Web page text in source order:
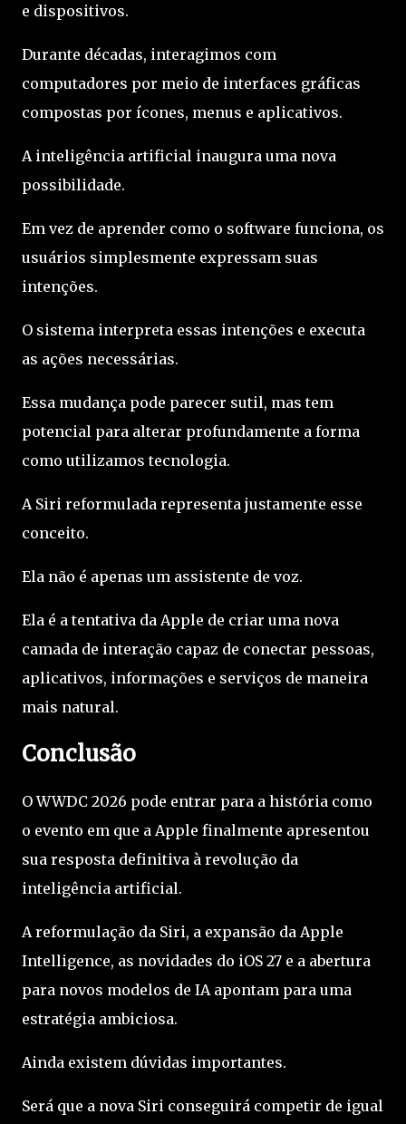
e dispositivos.
Durante décadas, interagimos com
computadores por meio de interfaces gráficas
compostas por ícones, menus e aplicativos.
A inteligência artificial inaugura uma nova
possibilidade.
Em vez de aprender como o software funciona, os
usuários simplesmente expressam suas
intenções.
O sistema interpreta essas intenções e executa
as ações necessárias.
Essa mudança pode parecer sutil, mas tem
potencial para alterar profundamente a forma
como utilizamos tecnologia.
A Siri reformulada representa justamente esse
conceito.
Ela não é apenas um assistente de voz.
Ela é a tentativa da Apple de criar uma nova
camada de interação capaz de conectar pessoas,
aplicativos, informações e serviços de maneira
mais natural.
Conclusão
O WWDC 2026 pode entrar para a história como
o evento em que a Apple finalmente apresentou
sua resposta definitiva à revolução da
inteligência artificial.
A reformulação da Siri, a expansão da Apple
Intelligence, as novidades do iOS 27 e a abertura
para novos modelos de IA apontam para uma
estratégia ambiciosa.
Ainda existem dúvidas importantes.
Será que a nova Siri conseguirá competir de igual